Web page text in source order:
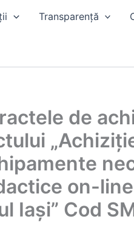
Transparență
de
on-
Iași” Cod